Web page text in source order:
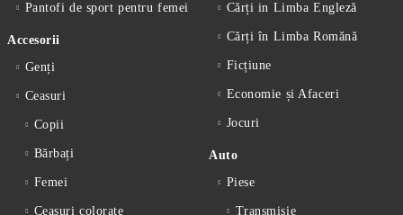
Pantofi de sport pentru femei
Accesorii
Genți
Ceasuri
Copii
Bărbați
Femei
Ceasuri colorate
Cărți in Limba Engleză
Cărți în Limba Romănă
Ficțiune
Economie și Afaceri
Jocuri
Auto
Piese
Transmisie